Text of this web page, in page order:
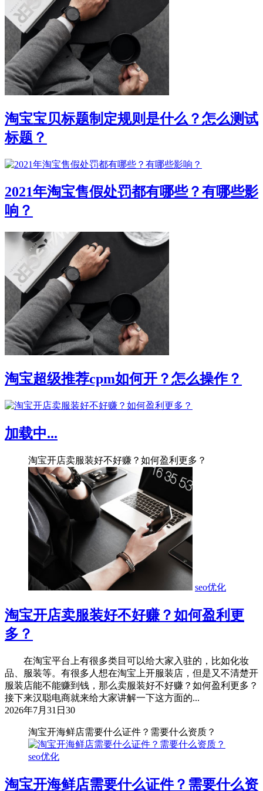
淘宝宝贝标题制定规则是什么？怎么测试
标题？
2021年淘宝售假处罚都有哪些？有哪些影
响？
淘宝超级推荐cpm如何开？怎么操作？
加载中...
淘宝开店卖服装好不好赚？如何盈利更多？
seo优化
淘宝开店卖服装好不好赚？如何盈利更
多？
在淘宝平台上有很多类目可以给大家入驻的，比如化妆
品、服装等。有很多人想在淘宝上开服装店，但是又不清楚开
服装店能不能赚到钱，那么卖服装好不好赚？如何盈利更多？
接下来汉聪电商就来给大家讲解一下这方面的...
2026年7月31日 30
淘宝开海鲜店需要什么证件？需要什么资质？
seo优化
淘宝开海鲜店需要什么证件？需要什么资